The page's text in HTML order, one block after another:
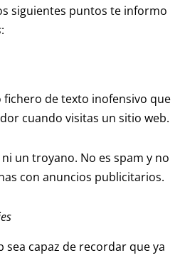
siguientes puntos te informo
:
fichero de texto inofensivo que
cuando visitas un sitio web.
un troyano. No es spam y no
con anuncios publicitarios.
sea capaz de recordar que ya